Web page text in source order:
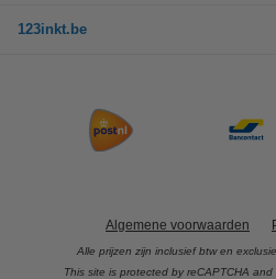
123inkt.be
Algemene voorwaarden
Alle prijzen zijn inclusief btw en
This site is protected by reCAPTCHA